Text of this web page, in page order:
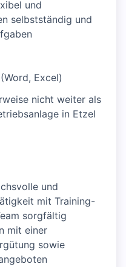
und
selbstständig und
Excel)
nicht weiter als
in Etzel
und
mit Training-
sorgfältig
mit einer
sowie